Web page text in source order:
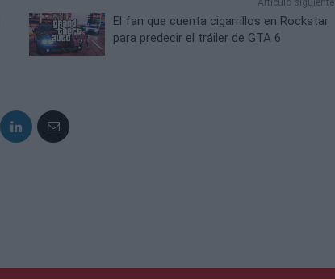
Artículo siguiente
El fan que cuenta cigarrillos en Rockstar
para predecir el tráiler de GTA 6